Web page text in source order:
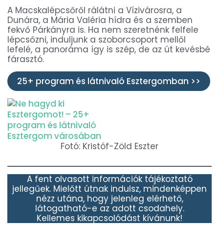
A Macskalépcsőről rálátni a Vízivárosra, a
Dunára, a Mária Valéria hídra és a szemben
fekvő Párkányra is. Ha nem szeretnénk felfele
lépcsőzni, induljunk a szoborcsoport mellől
lefelé, a panoráma így is szép, de az út kevésbé
fárasztó.
25+ program és látnivaló Esztergomban >>
Fotó: Kristóf-Zöld Eszter
A fent olvasott információk tájékoztató
jellegűek. Mielőtt útnak indulsz, mindenképpen
nézz utána, hogy jelenleg elérhető,
látogatható-e az adott csodahely.
Kellemes kikapcsolódást kívánunk!